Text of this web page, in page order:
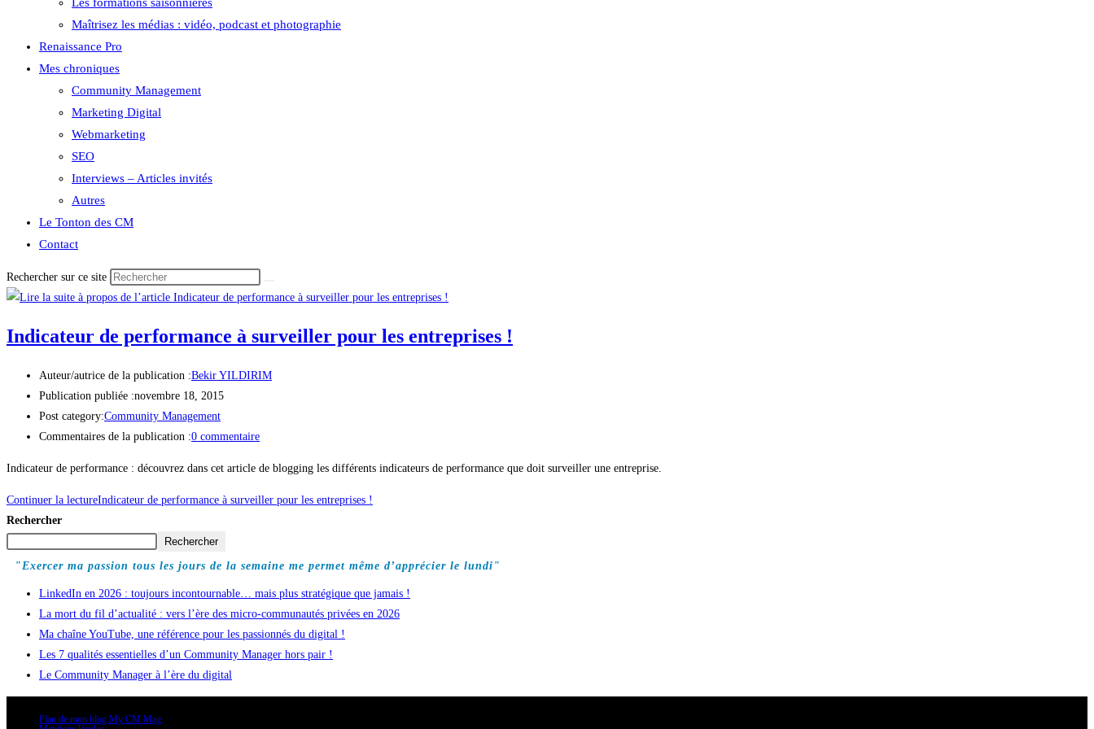
Maîtrisez les médias : vidéo, podcast et photographie
Renaissance Pro
Mes chroniques
Community Management
Marketing Digital
Webmarketing
SEO
Interviews – Articles invités
Autres
Le Tonton des CM
Contact
Rechercher sur ce site
Indicateur de performance à surveiller pour les entreprises !
Auteur/autrice de la publication :Bekir YILDIRIM
Publication publiée :novembre 18, 2015
Post category:Community Management
Commentaires de la publication :0 commentaire
Indicateur de performance : découvrez dans cet article de blogging les différents indicateurs de performance que doit surveiller une entreprise.
Continuer la lectureIndicateur de performance à surveiller pour les entreprises !
Rechercher
Rechercher
"Exercer ma passion tous les jours de la semaine me permet même d’apprécier le lundi"
LinkedIn en 2026 : toujours incontournable… mais plus stratégique que jamais !
La mort du fil d’actualité : vers l’ère des micro-communautés privées en 2026
Ma chaîne YouTube, une référence pour les passionnés du digital !
Les 7 qualités essentielles d’un Community Manager hors pair !
Le Community Manager à l’ère du digital
Plan de mon blog My CM Mag